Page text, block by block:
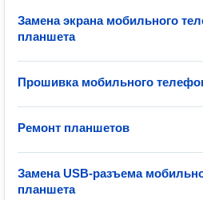
Замена экрана мобильного
планшета
Прошивка мобильного
Ремонт планшетов
Замена USB-разъема
планшета